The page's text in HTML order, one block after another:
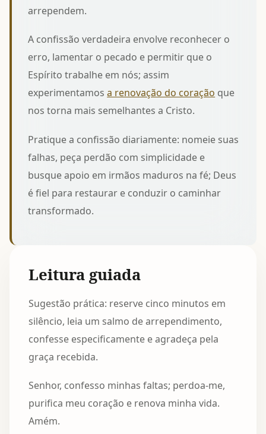
arrependem.
A confissão verdadeira envolve reconhecer o
erro, lamentar o pecado e permitir que o
Espírito trabalhe em nós; assim
experimentamosa renovação do coração que
nos torna mais semelhantes a Cristo.
Pratique a confissão diariamente: nomeie suas
falhas, peça perdão com simplicidade e
busque apoio em irmãos maduros na fé; Deus
é fiel para restaurar e conduzir o caminhar
transformado.
Leitura guiada
Sugestão prática: reserve cinco minutos em
silêncio, leia um salmo de arrependimento,
confesse especificamente e agradeça pela
graça recebida.
Senhor, confesso minhas faltas; perdoa-me,
purifica meu coração e renova minha vida.
Amém.